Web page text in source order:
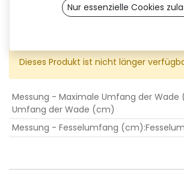
[ARCHIVADO-2025]
Dieses Produkt ist nicht länger
Messung - Maximale Umfang der Wade
Umfang der Wade (cm)
Messung - Fesselumfang (cm):
Nur essenzielle Cookies